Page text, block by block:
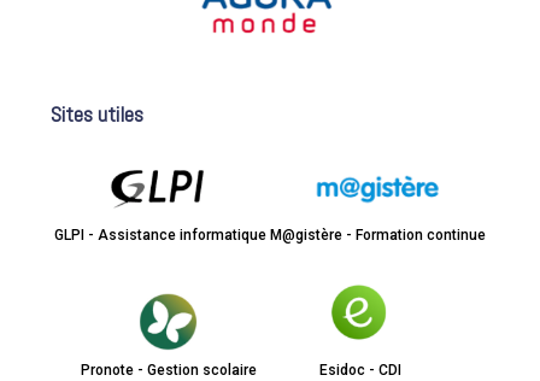
Sites utiles
GLPI - Assistance informatique M@gistère - Formation continue
Pronote - Gestion scolaire Esidoc - CDI